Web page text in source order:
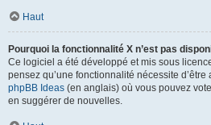
Haut
Pourquoi la fonctionnalité X n’est pas
Ce logiciel a été développé et mis sous
pensez qu’une fonctionnalité nécessite
phpBB Ideas (en anglais) où vous pouvez
en suggérer de nouvelles.